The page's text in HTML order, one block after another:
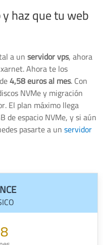
y haz que tu web
a unservidor vps, ahora
Ahora te los
4,58 euros al mes. Con
NVMe y migración
El plan máximo llega
de espacio NVMe, y si aún
pasarte a unservidor